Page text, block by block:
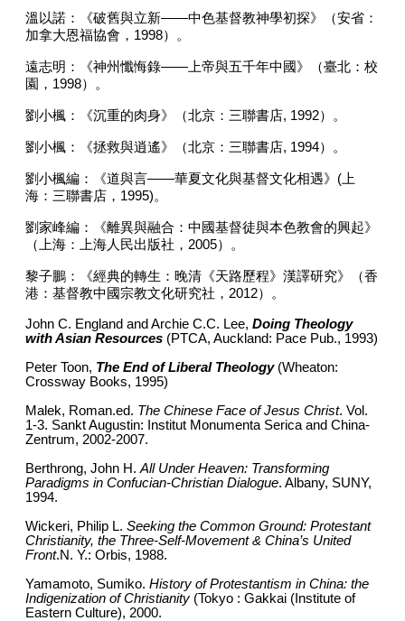
溫以諾：《破舊與立新——中色基督教神學初探》（安省：
加拿大恩福協會， 1998）。
遠志明：《神州懺悔錄—— 上帝與五千年中國》（臺北：校
園， 1998）。
劉小楓：《沉重的肉身》（北京：三聯書店, 1992）。
劉小楓：《拯救與逍遙》（北京：三聯書店, 1994）。
劉小楓編：《道與言——華夏文化與基督文化相遇》 ( 上
海：三聯書店， 1995)。
劉家峰編：《離異與融合：中國基督徒與本色教會的興起》
（上海：上海人民出版社， 2005）。
黎子鵬：《經典的轉生：晚清《天路歷程》漢譯研究》（香
港：基督教中國宗教文化研究社， 2012）。
John C. England and Archie C.C. Lee, Doing Theology
with Asian Resources (PTCA, Auckland: Pace Pub., 1993)
Peter Toon, The End of Liberal Theology(Wheaton:
Crossway Books, 1995)
Malek, Roman.ed. The Chinese Face of Jesus Christ. Vol.
1-3. Sankt Augustin: Institut Monumenta Serica and China-
Zentrum, 2002-2007.
Berthrong, John H. All Under Heaven: Transforming
Paradigms in Confucian-Christian Dialogue. Albany, SUNY,
1994.
Wickeri, Philip L. Seeking the Common Ground: Protestant
Christianity, the Three-Self-Movement & China’s United
Front.N. Y.: Orbis, 1988.
Yamamoto, Sumiko. History of Protestantism in China: the
Indigenization of Christianity (Tokyo : Gakkai (Institute of
Eastern Culture), 2000.